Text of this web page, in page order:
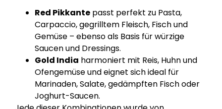
Red Pikkante passt perfekt zu Pasta,
Carpaccio, gegrilltem Fleisch, Fisch und
Gemüse – ebenso als Basis für würzige
Saucen und Dressings.
Gold India harmoniert mit Reis, Huhn und
Ofengemüse und eignet sich ideal für
Marinaden, Salate, gedämpften Fisch oder
Joghurt-Saucen.